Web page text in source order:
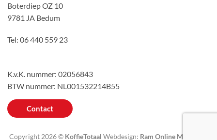
Boterdiep OZ 10
9781 JA Bedum
Tel: 06 440 559 23
K.v.K. nummer: 02056843
BTW nummer: NL001532214B55
Contact
Copyright 2026 © KoffieTotaal Webdesign: Ram Online Marketing